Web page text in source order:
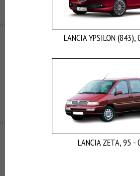
LANCIA YPSILON (843),
LANCIA ZETA, 95 -